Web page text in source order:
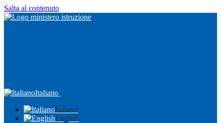
Salta al contenuto
Italiano
Italiano
English